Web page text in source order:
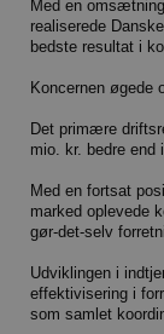
Med en
realiserede
bedste resultat i
Koncernen øgede
Det primære
mio. kr. bedre end
Med en fortsat
marked oplevede
gør-det-selv
Udviklingen i
effektivisering i
som samlet